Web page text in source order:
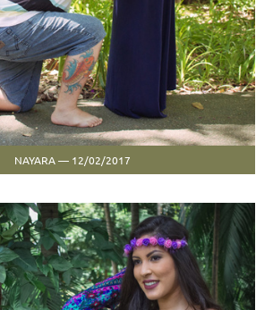
NAYARA — 12/02/2017